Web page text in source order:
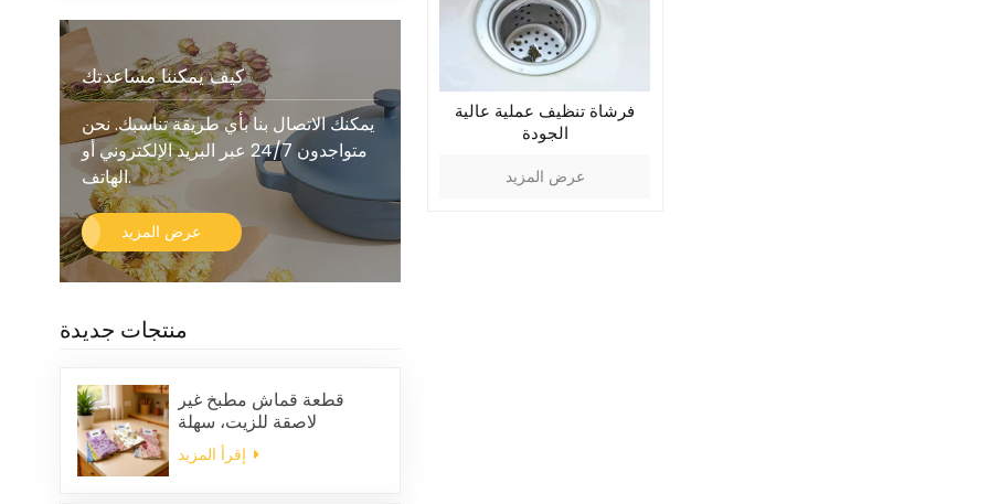
كيف يمكننا مساعدتك
يمكنك الاتصال بنا بأي طريقة تناسبك. نحن
متواجدون 24/7 عبر البريد الإلكتروني أو
الهاتف.
عرض المزيد
منتجات جديدة
قطعة قماش مطبخ غير
لاصقة للزيت، سهلة
التنظيف، سميكة، مربعة
الشكل، مطبوعة، مصنوعة
فرشاة تنظيف عملية عالية
الجودة
عرض المزيد